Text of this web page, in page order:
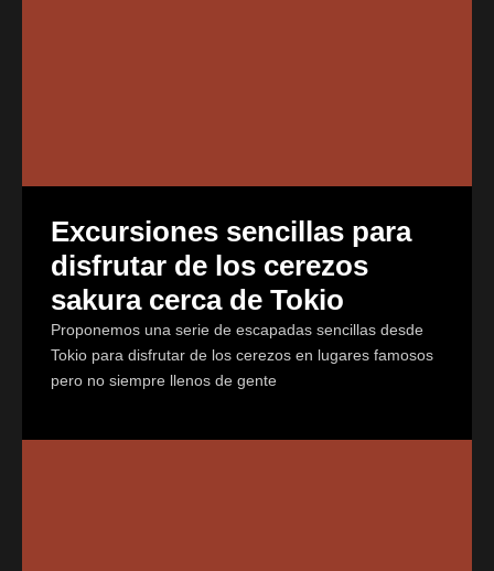
Excursiones sencillas para
disfrutar de los cerezos
sakura cerca de Tokio
Proponemos una serie de escapadas sencillas desde
Tokio para disfrutar de los cerezos en lugares famosos
pero no siempre llenos de gente